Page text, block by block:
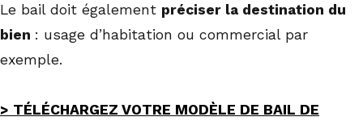
Le bail doit également préciser la destination du
bien : usage d’habitation ou commercial par
exemple.
> TÉLÉCHARGEZ VOTRE MODÈLE DE BAIL DE